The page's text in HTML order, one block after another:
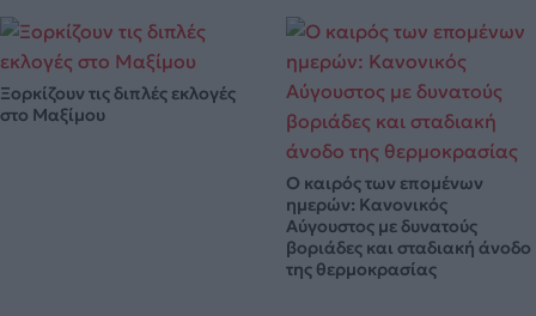
Ξορκίζουν τις διπλές εκλογές
στο Μαξίμου
Ο καιρός των επομένων
ημερών: Κανονικός
Αύγουστος με δυνατούς
βοριάδες και σταδιακή άνοδο
της θερμοκρασίας